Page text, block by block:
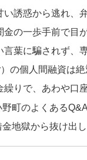
誘惑から逃れ、
の一歩手前で目が
葉に騙されず、
の個人間融資は絶
りで、あわや口
町のよくあるQ&A
地獄から抜け出